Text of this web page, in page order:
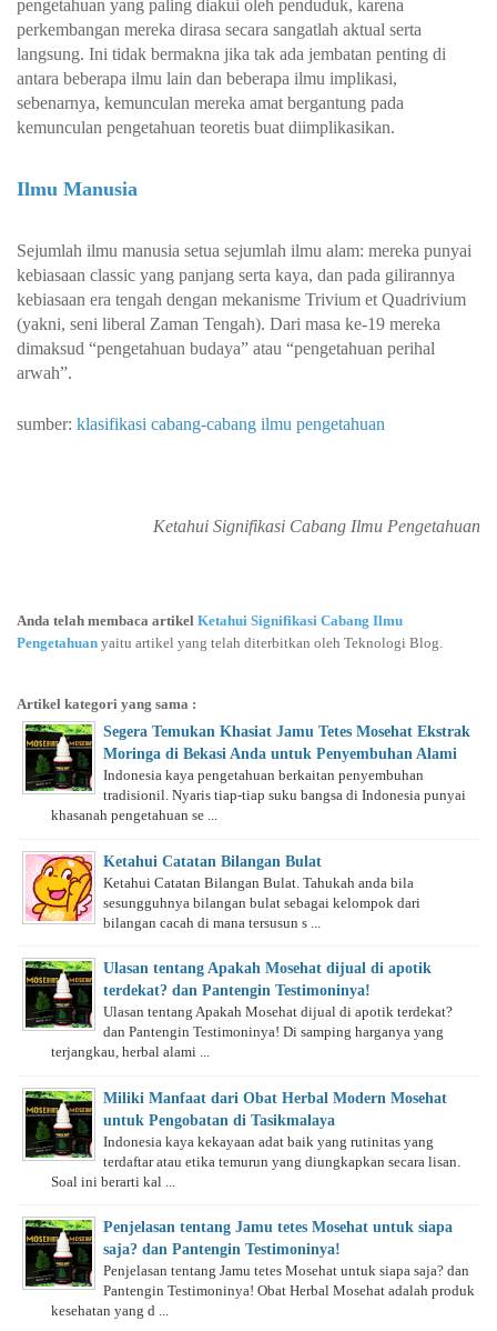
pengetahuan yang paling diakui oleh penduduk, karena
perkembangan mereka dirasa secara sangatlah aktual serta
langsung. Ini tidak bermakna jika tak ada jembatan penting di
antara beberapa ilmu lain dan beberapa ilmu implikasi,
sebenarnya, kemunculan mereka amat bergantung pada
kemunculan pengetahuan teoretis buat diimplikasikan.
Ilmu Manusia
Sejumlah ilmu manusia setua sejumlah ilmu alam: mereka punyai
kebiasaan classic yang panjang serta kaya, dan pada gilirannya
kebiasaan era tengah dengan mekanisme Trivium et Quadrivium
(yakni, seni liberal Zaman Tengah). Dari masa ke-19 mereka
dimaksud “pengetahuan budaya” atau “pengetahuan perihal
arwah”.
sumber: klasifikasi cabang-cabang ilmu pengetahuan
Ketahui Signifikasi Cabang Ilmu Pengetahuan
Anda telah membaca artikel Ketahui Signifikasi Cabang Ilmu
Pengetahuan yaitu artikel yang telah diterbitkan oleh Teknologi Blog.
Artikel kategori yang sama :
Segera Temukan Khasiat Jamu Tetes Mosehat Ekstrak
Moringa di Bekasi Anda untuk Penyembuhan Alami
Indonesia kaya pengetahuan berkaitan penyembuhan
tradisionil. Nyaris tiap-tiap suku bangsa di Indonesia punyai
khasanah pengetahuan se ...
Ketahui Catatan Bilangan Bulat
Ketahui Catatan Bilangan Bulat. Tahukah anda bila
sesungguhnya bilangan bulat sebagai kelompok dari
bilangan cacah di mana tersusun s ...
Ulasan tentang Apakah Mosehat dijual di apotik
terdekat? dan Pantengin Testimoninya!
Ulasan tentang Apakah Mosehat dijual di apotik terdekat?
dan Pantengin Testimoninya! Di samping harganya yang
terjangkau, herbal alami ...
Miliki Manfaat dari Obat Herbal Modern Mosehat
untuk Pengobatan di Tasikmalaya
Indonesia kaya kekayaan adat baik yang rutinitas yang
terdaftar atau etika temurun yang diungkapkan secara lisan.
Soal ini berarti kal ...
Penjelasan tentang Jamu tetes Mosehat untuk siapa
saja? dan Pantengin Testimoninya!
Penjelasan tentang Jamu tetes Mosehat untuk siapa saja? dan
Pantengin Testimoninya! Obat Herbal Mosehat adalah produk
kesehatan yang d ...